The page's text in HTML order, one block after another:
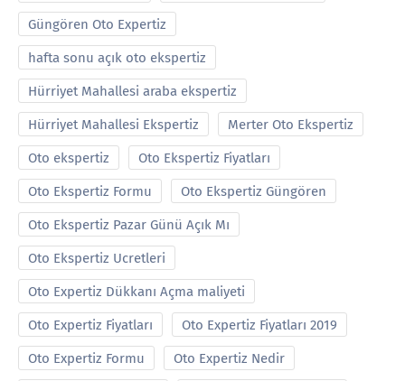
Güngören Oto Expertiz
hafta sonu açık oto ekspertiz
Hürriyet Mahallesi araba ekspertiz
Hürriyet Mahallesi Ekspertiz Merter Oto Ekspertiz
Oto ekspertiz Oto Ekspertiz Fiyatları
Oto Ekspertiz Formu Oto Ekspertiz Güngören
Oto Ekspertiz Pazar Günü Açık Mı
Oto Ekspertiz Ucretleri
Oto Expertiz Dükkanı Açma maliyeti
Oto Expertiz Fiyatları Oto Expertiz Fiyatları 2019
Oto Expertiz Formu Oto Expertiz Nedir